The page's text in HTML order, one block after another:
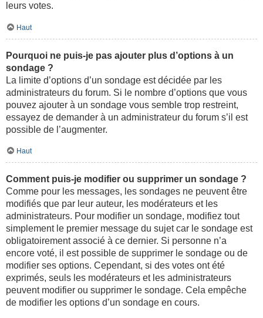
leurs votes.
Haut
Pourquoi ne puis-je pas ajouter plus d’options à un
sondage ?
La limite d’options d’un sondage est décidée par les
administrateurs du forum. Si le nombre d’options que vous
pouvez ajouter à un sondage vous semble trop restreint,
essayez de demander à un administrateur du forum s’il est
possible de l’augmenter.
Haut
Comment puis-je modifier ou supprimer un sondage ?
Comme pour les messages, les sondages ne peuvent être
modifiés que par leur auteur, les modérateurs et les
administrateurs. Pour modifier un sondage, modifiez tout
simplement le premier message du sujet car le sondage est
obligatoirement associé à ce dernier. Si personne n’a
encore voté, il est possible de supprimer le sondage ou de
modifier ses options. Cependant, si des votes ont été
exprimés, seuls les modérateurs et les administrateurs
peuvent modifier ou supprimer le sondage. Cela empêche
de modifier les options d’un sondage en cours.